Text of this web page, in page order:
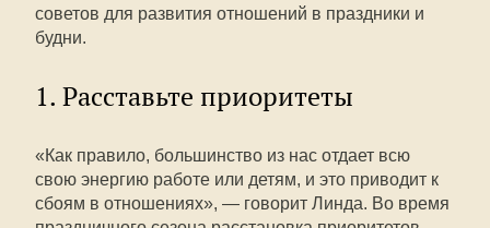
советов для развития отношений в праздники и
будни.
1. Расставьте приоритеты
«Как правило, большинство из нас отдает всю
свою энергию работе или детям, и это приводит к
сбоям в отношениях», — говорит Линда. Во время